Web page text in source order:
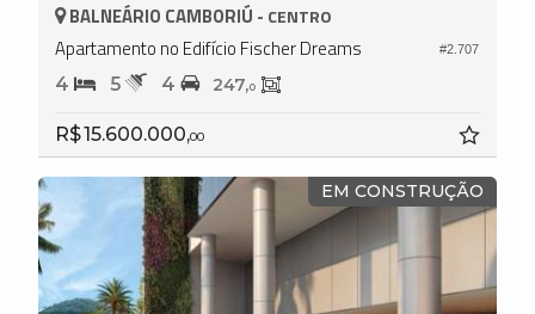
#2.707
BALNEÁRIO CAMBORIÚ - CENTRO
Apartamento no Edifício Fischer Dreams
4 5 4 247,0
R$ 15.600.000,00
EM CONSTRUÇÃO